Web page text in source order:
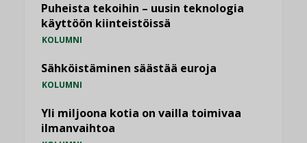
Puheista tekoihin – uusin teknologia
käyttöön kiinteistöissä
KOLUMNI
Sähköistäminen säästää euroja
KOLUMNI
Yli miljoona kotia on vailla toimivaa
ilmanvaihtoa